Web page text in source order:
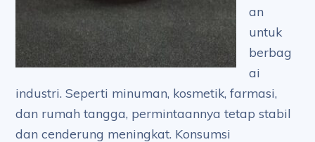
an
untuk
berbag
ai
industri. Seperti minuman, kosmetik, farmasi,
dan rumah tangga, permintaannya tetap stabil
dan cenderung meningkat. Konsumsi